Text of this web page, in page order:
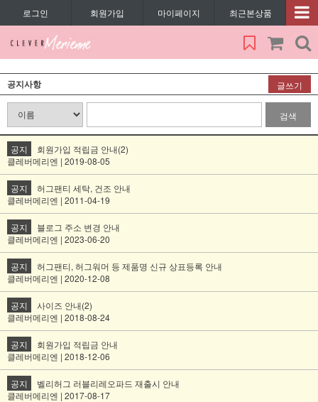
로그인 회원가입 마이페이지 최근본상품
공지사항 글쓰기
검색
공지
회원가입 적립금 안내(2)
클레버메리엔 | 2019-08-05
공지
허그팬티 세탁, 건조 안내
클레버메리엔 | 2011-04-19
공지
블로그 주소 변경 안내
클레버메리엔 | 2023-06-20
공지
허그팬티, 허그워머 등 제품명 신규 상표등록 안내
클레버메리엔 | 2020-12-08
공지
사이즈 안내(2)
클레버메리엔 | 2018-08-24
공지
회원가입 적립금 안내
클레버메리엔 | 2018-12-06
공지
벨리허그 러블리레오파드 재출시 안내
클레버메리엔 | 2017-08-17